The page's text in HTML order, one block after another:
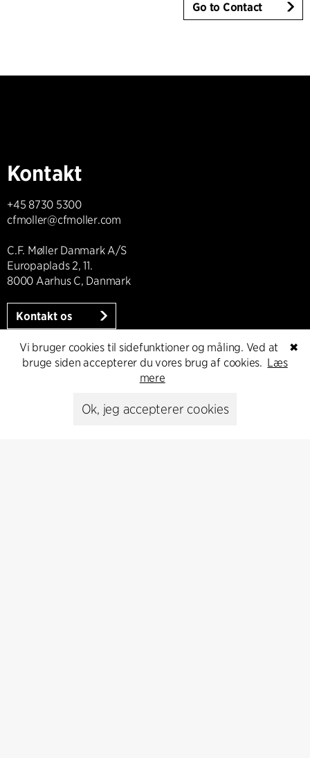
Go to Contact
Kontakt
+45 8730 5300
cfmoller@cfmoller.com
C.F. Møller Danmark A/S
Europaplads 2, 11.
8000 Aarhus C, Danmark
Kontakt os
Head of Communications
✖
Vi bruger cookies til sidefunktioner og måling. Ved at
bruge siden accepterer du vores brug af cookies. Læs
mere
Ok, jeg accepterer cookies